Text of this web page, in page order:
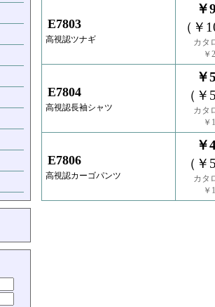
E7803
高視認ツナギ
￥
（￥
カタ
￥
E7804
高視認長袖シャツ
￥
（
カタ
￥
E7806
高視認カーゴパンツ
￥
（
カタ
￥